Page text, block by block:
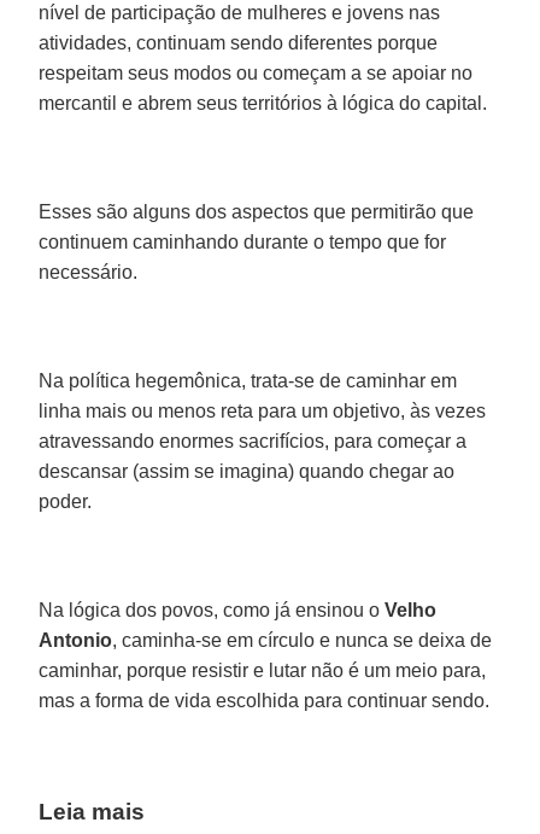
nível de participação de mulheres e jovens nas
atividades, continuam sendo diferentes porque
respeitam seus modos ou começam a se apoiar no
mercantil e abrem seus territórios à lógica do capital.
Esses são alguns dos aspectos que permitirão que
continuem caminhando durante o tempo que for
necessário.
Na política hegemônica, trata-se de caminhar em
linha mais ou menos reta para um objetivo, às vezes
atravessando enormes sacrifícios, para começar a
descansar (assim se imagina) quando chegar ao
poder.
Na lógica dos povos, como já ensinou oVelho
Antonio, caminha-se em círculo e nunca se deixa de
caminhar, porque resistir e lutar não é um meio para,
mas a forma de vida escolhida para continuar sendo.
Leia mais